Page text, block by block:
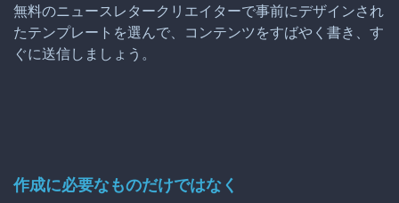
無料のニュースレタークリエイターで事前にデザインされ
たテンプレートを選んで、コンテンツをすばやく書き、す
ぐに送信しましょう。
作成に必要なものだけではなく